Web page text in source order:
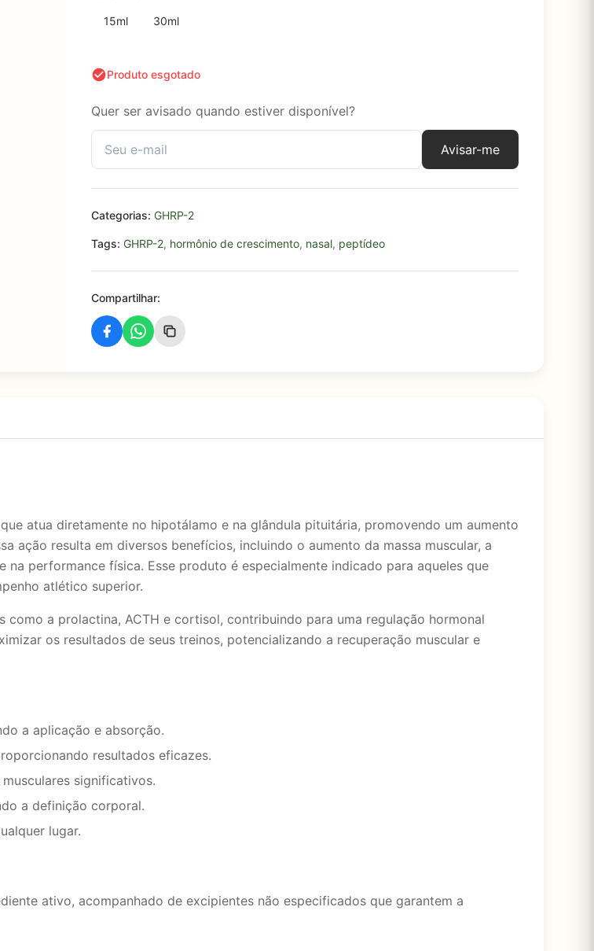
15ml 30ml
Produto esgotado
Quer ser avisado quando estiver disponível?
Avisar-me
Categorias: GHRP-2
Tags: GHRP-2, hormônio de crescimento, nasal, peptídeo
Compartilhar:
atua diretamente no hipotálamo e na glândula pituitária, promovendo um aumento
ação resulta em diversos benefícios, incluindo o aumento da massa muscular, a
performance física. Esse produto é especialmente indicado para aqueles que
atlético superior.
como a prolactina, ACTH e cortisol, contribuindo para uma regulação hormonal
os resultados de seus treinos, potencializando a recuperação muscular e
a aplicação e absorção.
resultados eficazes.
significativos.
a definição corporal.
lugar.
ativo, acompanhado de excipientes não especificados que garantem a